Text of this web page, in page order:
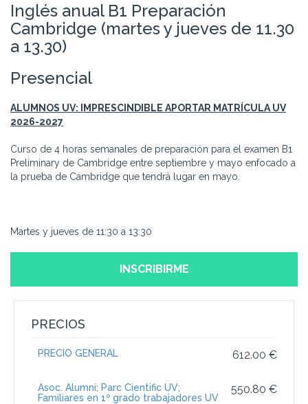
Inglés anual B1 Preparación
Cambridge (martes y jueves de 11.30
a 13.30)
Presencial
ALUMNOS UV: IMPRESCINDIBLE APORTAR MATRÍCULA UV
2026-2027
Curso de 4 horas semanales de preparación para el examen B1
Preliminary de Cambridge entre septiembre y mayo enfocado a
la prueba de Cambridge que tendrá lugar en mayo.
Martes y jueves de 11:30 a 13:30
INSCRIBIRME
PRECIOS
612.00 €
PRECIO GENERAL
550.80 €
Asoc. Alumni; Parc Cientific UV;
Familiares en 1º grado trabajadores UV